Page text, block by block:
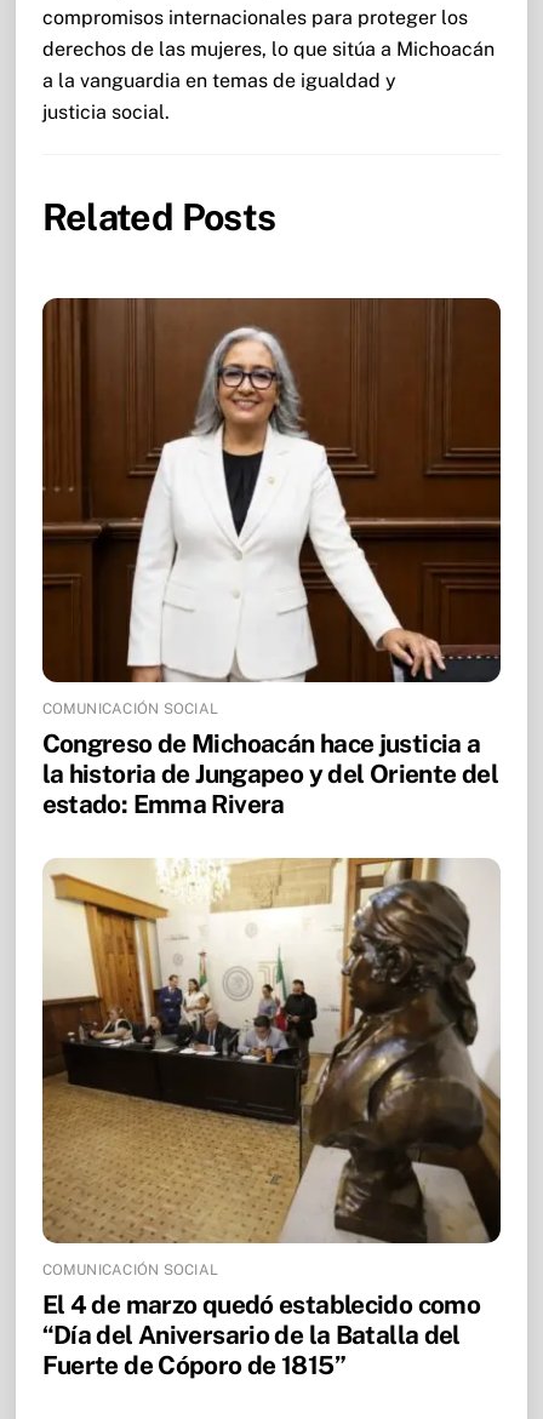
compromisos internacionales para proteger los
derechos de las mujeres, lo que sitúa a Michoacán
a la vanguardia en temas de igualdad y
justicia social.
Related Posts
COMUNICACIÓN SOCIAL
Congreso de Michoacán hace justicia a
la historia de Jungapeo y del Oriente del
estado: Emma Rivera
COMUNICACIÓN SOCIAL
El 4 de marzo quedó establecido como
“Día del Aniversario de la Batalla del
Fuerte de Cóporo de 1815”